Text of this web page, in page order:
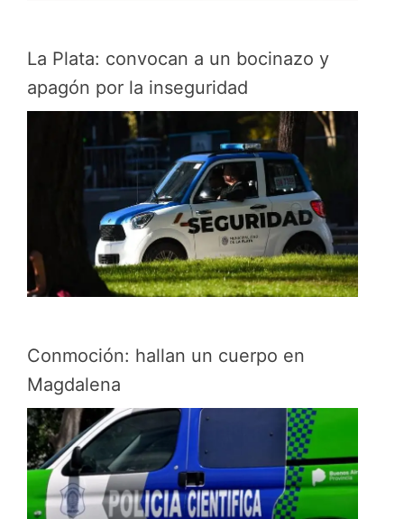
La Plata: convocan a un bocinazo y
apagón por la inseguridad
Conmoción: hallan un cuerpo en
Magdalena